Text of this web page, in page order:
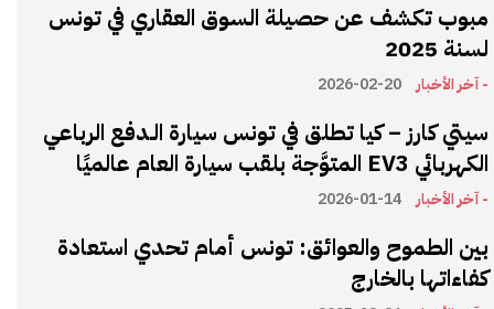
مبوب تكشف عن حصيلة السوق العقاري في تونس
لسنة 2025
- آخر الأخبار 2026-02-20
سيتي كارز – كيا تطلق في تونس سيارة الـدفع الرباعي
الكهربائي EV3 المتوَّجة بلقب سيارة العام عالميًا
- آخر الأخبار 2026-01-14
بين الطموح والعوائق: تونس أمام تحدي استعادة
كفاءاتها بالخارج